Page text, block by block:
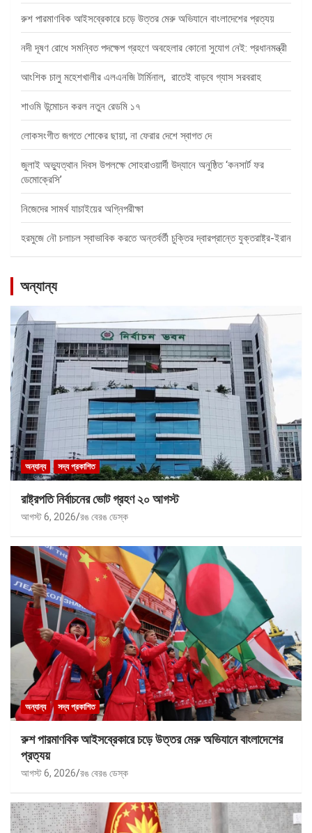
রুশ পারমাণবিক আইসব্রেকারে চড়ে উত্তর মেরু অভিযানে বাংলাদেশের প্রত্যয়
নদী দূষণ রোধে সমন্বিত পদক্ষেপ গ্রহণে অবহেলার কোনো সুযোগ নেই: প্রধানমন্ত্রী
আংশিক চালু মহেশখালীর এলএনজি টার্মিনাল, রাতেই বাড়বে গ্যাস সরবরাহ
শাওমি উন্মোচন করল নতুন রেডমি ১৭
লোকসংগীত জগতে শোকের ছায়া, না ফেরার দেশে স্বাগত দে
জুলাই অভ্যুত্থান দিবস উপলক্ষে সোহরাওয়ার্দী উদ্যানে অনুষ্ঠিত ‘কনসার্ট ফর
ডেমোক্রেসি’
নিজেদের সামর্থ যাচাইয়ের অগ্নিপরীক্ষা
হরমুজে নৌ চলাচল স্বাভাবিক করতে অন্তর্বর্তী চুক্তির দ্বারপ্রান্তে যুক্তরাষ্ট্র-ইরান
অন্যান্য
অন্যান্য সদ্য প্রকাশিত
রাষ্ট্রপতি নির্বাচনের ভোট গ্রহণ ২০ আগস্ট
আগস্ট 6, 2026 রঙ বেরঙ ডেস্ক
অন্যান্য সদ্য প্রকাশিত
রুশ পারমাণবিক আইসব্রেকারে চড়ে উত্তর মেরু অভিযানে বাংলাদেশের
প্রত্যয়
আগস্ট 6, 2026 রঙ বেরঙ ডেস্ক